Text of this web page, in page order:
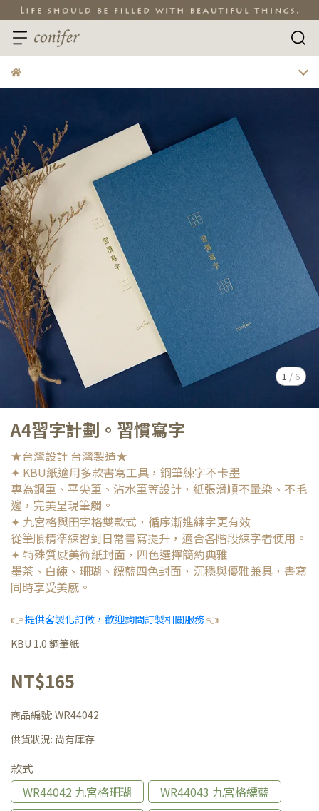
1 / 6
A4習字計劃。習慣寫字
★台灣設計 台灣製造★
✦ KBU紙適用多款書寫工具，鋼筆練字不卡墨
專為鋼筆、平尖筆、沾水筆等設計，紙張滑順不暈染、不毛
邊，完美呈現筆觸。
✦ 九宮格與田字格雙款式，循序漸進練字更有效
從筆順精準練習到日常書寫提升，適合各階段練字者使用。
✦ 特殊質感美術紙封面，四色選擇簡約典雅
墨茶、白練、珊瑚、縹藍四色封面，沉穩與優雅兼具，書寫
同時享受美感。
👉提供客製化訂做，歡迎詢問訂製相關服務 👈
KBU 1.0 鋼筆紙
NT$165
商品編號: WR44042
供貨狀況: 尚有庫存
款式
WR44042 九宮格珊瑚
WR44043 九宮格縹藍